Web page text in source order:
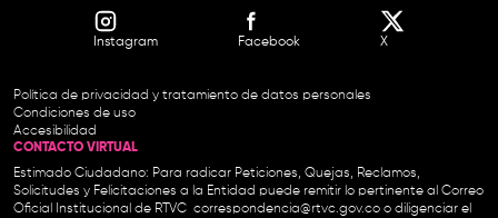
Instagram Facebook X
Política de privacidad y tratamiento de datos personales
Condiciones de uso
Accesibilidad
CONTACTO VIRTUAL
Estimado Ciudadano: Para radicar Peticiones, Quejas, Reclamos,
Solicitudes y Felicitaciones a la Entidad puede remitir lo pertinente al Correo
Oficial Institucional de RTVC correspondencia@rtvc.gov.co o diligenciar el